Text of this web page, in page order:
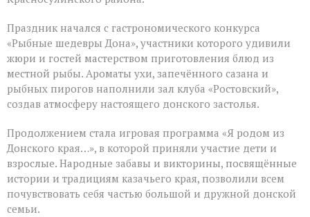
Праздник начался с гастрономического конкурса
«Рыбные шедевры Дона», участники которого удивили
жюри и гостей мастерством приготовления блюд из
местной рыбы. Ароматы ухи, запечённого сазана и
рыбных пирогов наполнили зал клуба «Ростовский»,
создав атмосферу настоящего донского застолья.
Продолжением стала игровая программа «Я родом из
Донского края…», в которой приняли участие дети и
взрослые. Народные забавы и викторины, посвящённые
истории и традициям казачьего края, позволили всем
почувствовать себя частью большой и дружной донской
семьи.